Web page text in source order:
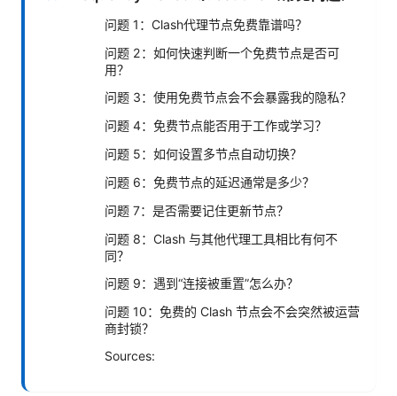
问题 1：Clash代理节点免费靠谱吗？
问题 2：如何快速判断一个免费节点是否可
用？
问题 3：使用免费节点会不会暴露我的隐私？
问题 4：免费节点能否用于工作或学习？
问题 5：如何设置多节点自动切换？
问题 6：免费节点的延迟通常是多少？
问题 7：是否需要记住更新节点？
问题 8：Clash 与其他代理工具相比有何不
同？
问题 9：遇到“连接被重置”怎么办？
问题 10：免费的 Clash 节点会不会突然被运营
商封锁？
Sources: